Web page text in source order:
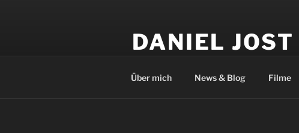
DANIEL JOST
Über mich News & Blog Filme